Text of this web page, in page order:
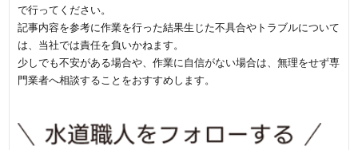
で行ってください。
記事内容を参考に作業を行った結果生じた不具合やトラブルについて
は、当社では責任を負いかねます。
少しでも不安がある場合や、作業に自信がない場合は、無理をせず専
門業者へ相談することをおすすめします。